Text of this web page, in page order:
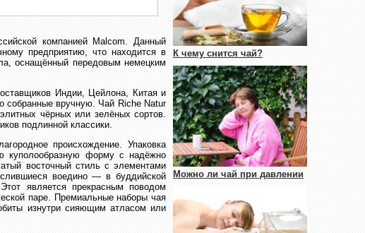
компанией Malcom. Данный
предприятию, что находится в
оснащённый передовым немецким
Индии, Цейлона, Китая и
собранные вручную. Чай Riche Natur
чёрных или зелёных сортов.
подлинной классики.
происхождение. Упаковка
куполообразную форму с надёжно
восточный стиль с элементами
воедино — в буддийской
является прекрасным поводом
паре. Премиальные наборы чая
изнутри сияющим атласом или
К чему снится чай?
Можно ли чай при давлении